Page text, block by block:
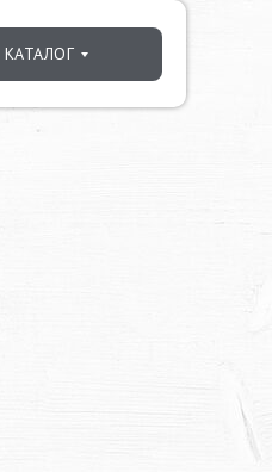
КАТАЛОГ